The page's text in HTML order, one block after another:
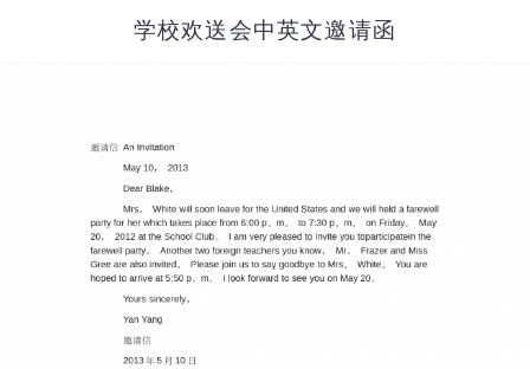
学校欢送会中英文邀请函